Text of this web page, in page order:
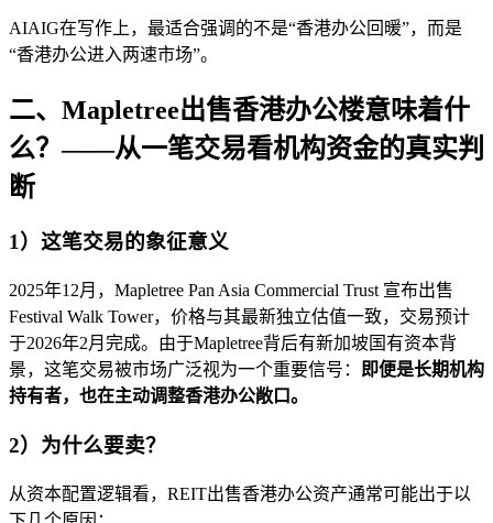
AIAIG在写作上，最适合强调的不是“香港办公回暖”，而是
“香港办公进入两速市场”。
二、Mapletree出售香港办公楼意味着什
么？——从一笔交易看机构资金的真实判
断
1）这笔交易的象征意义
2025年12月，Mapletree Pan Asia Commercial Trust 宣布出售
Festival Walk Tower，价格与其最新独立估值一致，交易预计
于2026年2月完成。由于Mapletree背后有新加坡国有资本背
景，这笔交易被市场广泛视为一个重要信号：
即便是长期机构
持有者，也在主动调整香港办公敞口。
2）为什么要卖？
从资本配置逻辑看，REIT出售香港办公资产通常可能出于以